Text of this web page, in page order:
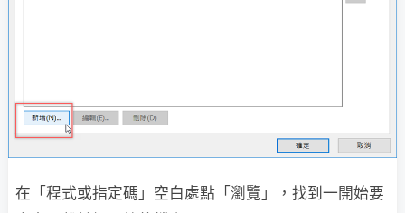
在「程式或指定碼」空白處點「瀏覽」，找到一開始要